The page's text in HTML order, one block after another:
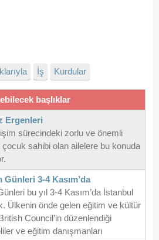
İş Kurdular
başlıklar
Ergenleri
sürecindeki zorlu ve önemli
sahibi olan ailelere bu konuda
3-4 Kasım’da
bu yıl 3-4 Kasım’da İstanbul
Ülkenin önde gelen eğitim ve kültür
Council’in düzenlendiği
ve eğitim danışmanları